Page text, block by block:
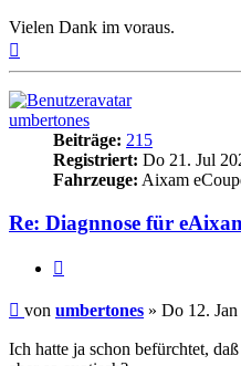
Vielen Dank im voraus.
umbertones
Beiträge: 215
Registriert: Do 21. Jul
Fahrzeuge: Aixam
Re: Diagnnose für
Beitrag
von umbertones » Do 12.
Ich hatte ja schon befürchtet,